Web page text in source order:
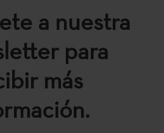
a nuestra
para
más